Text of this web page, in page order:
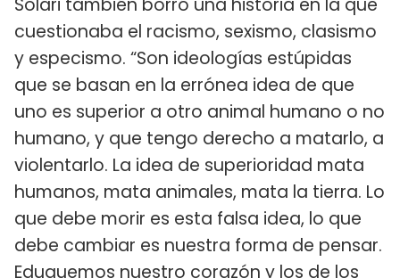
Solari también borró una historia en la que
cuestionaba el racismo, sexismo, clasismo
y especismo. “Son ideologías estúpidas
que se basan en la errónea idea de que
uno es superior a otro animal humano o no
humano, y que tengo derecho a matarlo, a
violentarlo. La idea de superioridad mata
humanos, mata animales, mata la tierra. Lo
que debe morir es esta falsa idea, lo que
debe cambiar es nuestra forma de pensar.
Eduquemos nuestro corazón y los de los